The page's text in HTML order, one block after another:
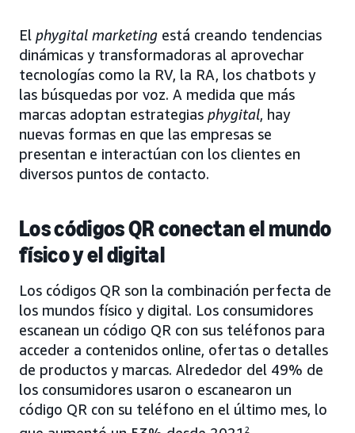
El phygital marketing está creando tendencias
dinámicas y transformadoras al aprovechar
tecnologías como la RV, la RA, los chatbots y
las búsquedas por voz. A medida que más
marcas adoptan estrategias phygital, hay
nuevas formas en que las empresas se
presentan e interactúan con los clientes en
diversos puntos de contacto.
Los códigos QR conectan el mundo
físico y el digital
Los códigos QR son la combinación perfecta de
los mundos físico y digital. Los consumidores
escanean un código QR con sus teléfonos para
acceder a contenidos online, ofertas o detalles
de productos y marcas. Alrededor del 49% de
los consumidores usaron o escanearon un
código QR con su teléfono en el último mes, lo
2